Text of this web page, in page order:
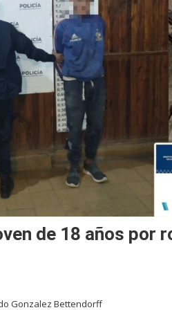
de 18 años por
Gonzalez Bettendorff